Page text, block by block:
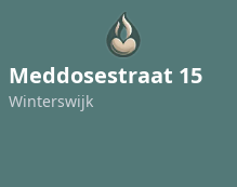
Meddosestraat 15
Winterswijk